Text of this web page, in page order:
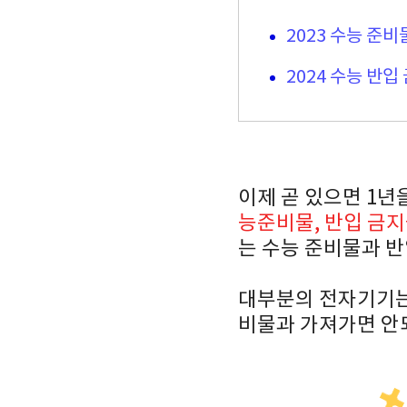
2023 수능 준비
2024 수능 반입
이제 곧 있으면 1년
능준비물, 반입 금
는 수능 준비물과
대부분의 전자기기
비물과 가져가면